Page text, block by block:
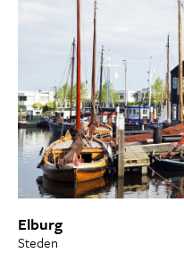
Elburg
Steden